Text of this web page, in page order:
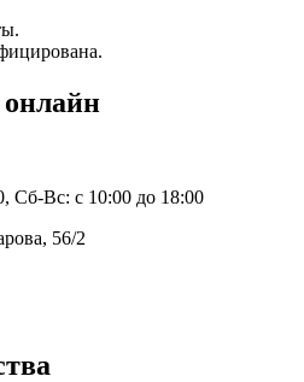
Сб-Вс: с 10:00 до 18:00
56/2